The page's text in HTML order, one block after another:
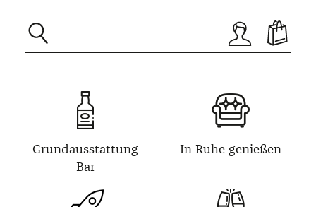
Grundausstattung
Bar
In Ruhe genießen